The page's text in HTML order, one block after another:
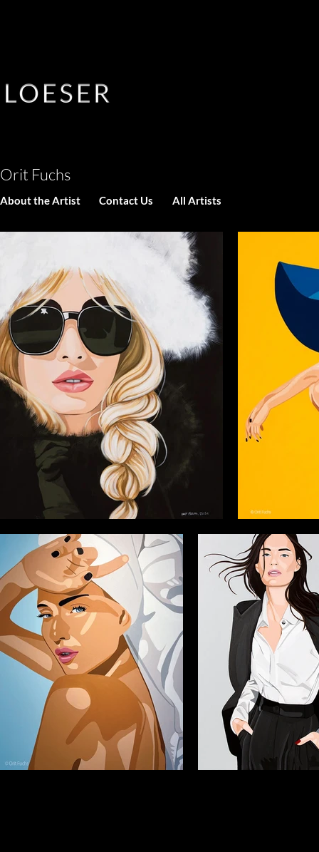
Orit Fuchs
About the Artist Contact Us All Artists